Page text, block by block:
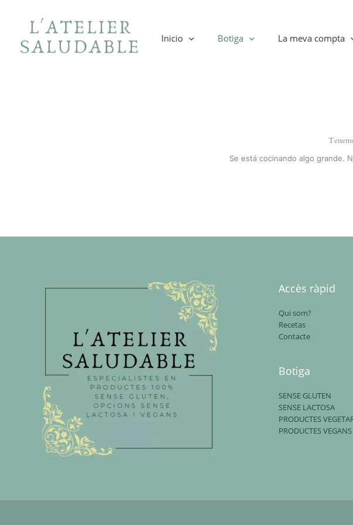
contenido
Inicio Botiga La meva compta
Se está cocinando algo grande.
Accès ràpid
Qui som?
Recetas
Contacte
Botiga
SENSE GLUTEN
SENSE LACTOSA
PRODUCTES
PRODUCTES VEGANS